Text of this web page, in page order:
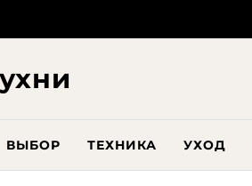
ВЫБОР ТЕХНИКА УХОД